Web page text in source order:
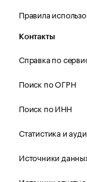
Правила
Контакты
Справка по
Поиск по ОГРН
Поиск по ИНН
Статистика и
Источники